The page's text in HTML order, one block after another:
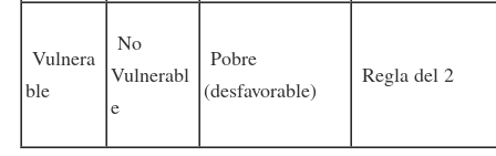
Vulnera
ble
No
Vulnerabl
e
Pobre
(desfavorable)
Regla del 2